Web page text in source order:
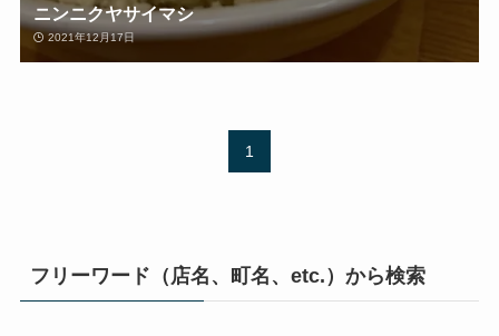
ニンニクヤサイマシ
2021年12月17日
1
フリーワード（店名、町名、etc.）から検索